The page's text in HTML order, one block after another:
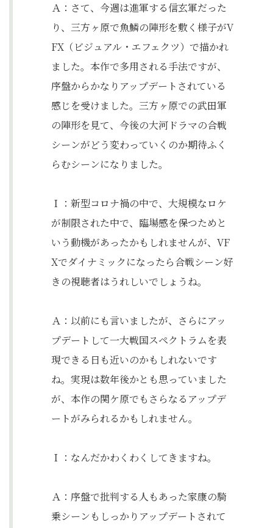
Ａ：さて、今週は進軍する信玄軍だった
り、三方ヶ原で魚鱗の陣形を敷く様子がV
FX（ビジュアル・エフェクツ）で描かれ
ました。本作で多用される手法ですが、
序盤からかなりアップデートされている
感じを受けました。三方ヶ原での武田軍
の陣形を見て、今後の大河ドラマの合戦
シーンがどう変わっていくのか期待ふく
らむシーンになりました。
Ｉ：新型コロナ禍の中で、大規模なロケ
が制限された中で、臨場感を保つためと
いう動機があったかもしれませんが、VF
Xでダイナミックになったら合戦シーン好
きの視聴者はうれしいでしょうね。
Ａ：以前にも言いましたが、さらにアッ
プデートして一大戦国スペクトラムを表
現できる日も近いのかもしれないです
ね。実現は数年後かとも思っていました
が、本作の関ケ原でもさらなるアップデ
ートがみられるかもしれません。
Ｉ：なんだかわくわくしてきますね。
Ａ：序盤で批判する人もあった家康の騎
乗シーンもしっかりアップデートされて